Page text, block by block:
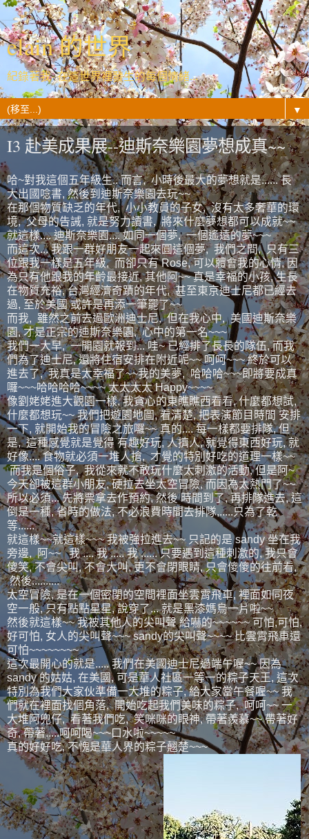
elain 的世界
紀錄著我- 在這世界裡發生的每個情緒...
▼
I3 赴美成果展--迪斯奈樂園夢想成真~~
哈~對我這個五年級生.. 而言, 小時後最大的夢想就是...... 長
大出國唸書, 然後到迪斯奈樂園去玩~~
在那個物質缺乏的年代, 小小教員的子女, 沒有太多奢華的環
境, 父母的告誡, 就是努力讀書, 將來什麼夢想都可以成就~~
就這樣.... 迪斯奈樂園.... 如同一個夢, 一個遙遠的夢~~~
而這次... 我跟一群好朋友一起來圓這個夢, 我們之間, 只有三
位跟我一樣是五年級, 而卻只有 Rose, 可以體會我的心情, 因
為只有他跟我的年齡最接近, 其他阿~~ 真是幸福的小孩, 生長
在物質充裕, 台灣經濟奇蹟的年代, 甚至東京迪士尼都已經去
過, 至於美國 或許是再添一筆罷了~~
而我, 雖然之前去過歐洲迪士尼, 但在我心中, 美國迪斯奈樂
園, 才是正宗的迪斯奈樂園, 心中的第一名~~~
我們一大早, 一開園就報到... 哇~ 已經排了長長的隊伍, 而我
們為了迪士尼, 還將住宿安排在附近呢~~ 呵呵~~~ 終於可以
進去了, 我真是太幸福了~~我的美夢, 哈哈哈~~~即將要成真
囉~~~哈哈哈哈~~~~ 太太太太 Happy~~~~
像劉姥姥進大觀園一樣, 我貪心的東瞧瞧西看看, 什麼都想試,
什麼都想玩~~ 我們把遊園地圖, 看清楚, 把表演節目時間 安排
一下, 就開始我的冒險之旅囉~~ 真的.... 每一樣都要排隊, 但
是, 這種感覺就是覺得 有趣好玩, 人擠人, 就覺得東西好玩, 就
好像.... 食物就必須一堆人搶, 才覺的特別好吃的道理一樣~~
而我是個俗子, 我從來就不敢玩什麼太刺激的活動, 但是阿~
今天卻被這群小朋友, 硬拉去坐太空冒險, 而因為太熱門了~~
所以必須... 先將票拿去作預約, 然後 時間到了, 再排隊進去, 這
倒是一種, 省時的做法, 不必浪費時間去排隊,.....只為了乾
等......
就這樣~~就這樣~~~ 我被強拉進去~~ 只記的是 sandy 坐在我
旁邊, 阿~~ 我 .... 我 ..... 我 ...... 只要遇到這種刺激的, 我只會
傻笑, 不會尖叫, 不會大叫, 更不會閉眼睛, 只會傻傻的往前看,
然後..........
太空冒險, 是在一個密閉的空間裡面坐雲霄飛車, 裡面如同夜
空一般, 只有點點星星, 說穿了... 就是黑漆媽烏一片啦~~
然後就這樣~~ 我被其他人的尖叫聲 給嚇的~~~~~~ 可怕,可怕,
好可怕, 女人的尖叫聲~~~ sandy的尖叫聲~~~~ 比雲霄飛車還
可怕~~~~~~~~
這次最開心的就是..... 我們在美國迪士尼過端午喔~~ 因為
sandy 的姑姑, 在美國, 可是華人社區一等一的粽子天王, 這次
特別為我們大家伙準備一大堆的粽子, 給大家當午餐喔~~ 我
們就在裡面找個角落, 開始吃起我們美味的粽子, 呵呵~~ 一
大堆阿兜仔, 看著我們吃, 笑咪咪的眼神, 帶著羨慕~~ 帶著好
奇, 帶著.....呵呵喝~~~口水啦~~~~~
真的好好吃, 不愧是華人界的粽子翹楚~~~